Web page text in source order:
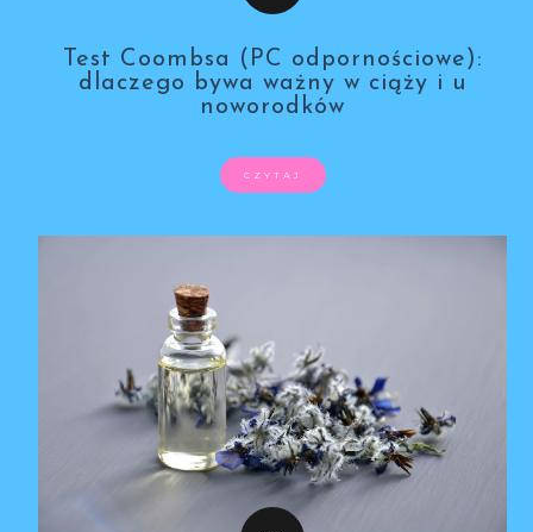
Test Coombsa (PC odpornościowe):
dlaczego bywa ważny w ciąży i u
noworodków
CZYTAJ